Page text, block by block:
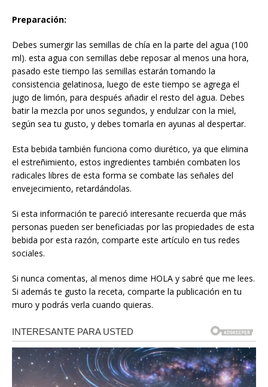
Preparación:
Debes sumergir las semillas de chía en la parte del agua (100
ml). esta agua con semillas debe reposar al menos una hora,
pasado este tiempo las semillas estarán tomando la
consistencia gelatinosa, luego de este tiempo se agrega el
jugo de limón, para después añadir el resto del agua. Debes
batir la mezcla por unos segundos, y endulzar con la miel,
según sea tu gusto, y debes tomarla en ayunas al despertar.
Esta bebida también funciona como diurético, ya que elimina
el estreñimiento, estos ingredientes también combaten los
radicales libres de esta forma se combate las señales del
envejecimiento, retardándolas.
Si esta información te pareció interesante recuerda que más
personas pueden ser beneficiadas por las propiedades de esta
bebida por esta razón, comparte este artículo en tus redes
sociales.
Si nunca comentas, al menos dime HOLA y sabré que me lees.
Si además te gusto la receta, comparte la publicación en tu
muro y podrás verla cuando quieras.